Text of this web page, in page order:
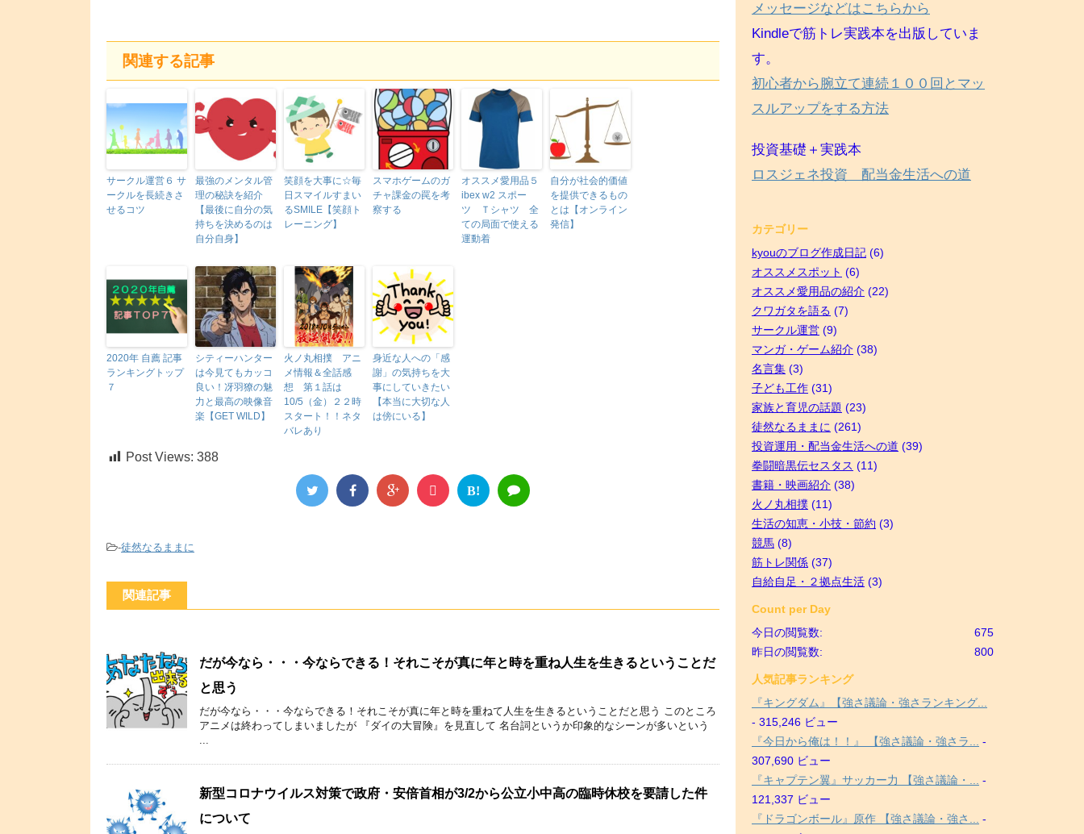
関連する記事
サークル運営６ サ
ークルを長続きさ
せるコツ
最強のメンタル管
理の秘訣を紹介
【最後に自分の気
持ちを決めるのは
自分自身】
笑顔を大事に☆毎
日スマイルすまい
るSMILE【笑顔ト
レーニング】
スマホゲームのガ
チャ課金の罠を考
察する
オススメ愛用品５
ibex w2 スポー
ツ Ｔシャツ 全
ての局面で使える
運動着
自分が社会的価値
を提供できるもの
とは【オンライン
発信】
2020年 自薦 記事
ランキングトップ
７
シティーハンター
は今見てもカッコ
良い！冴羽獠の魅
力と最高の映像音
楽【GET WILD】
火ノ丸相撲 アニ
メ情報＆全話感
想 第１話は
10/5（金）２２時
スタート！！ネタ
バレあり
身近な人への「感
謝」の気持ちを大
事にしていきたい
【本当に大切な人
は傍にいる】
Post Views: 388
B!
-徒然なるままに
関連記事
だが今なら・・・今ならできる！それこそが真に年と時を重ね人生を生きるということだ
と思う
だが今なら・・・今ならできる！それこそが真に年と時を重ねて人生を生きるということだと思う このところ
アニメは終わってしまいましたが 『ダイの大冒険』を見直して 名台詞というか印象的なシーンが多いという
...
新型コロナウイルス対策で政府・安倍首相が3/2から公立小中高の臨時休校を要請した件
について
メッセージなどはこちらから
Kindleで筋トレ実践本を出版していま
す。
初心者から腕立て連続１００回とマッ
スルアップをする方法
投資基礎＋実践本
ロスジェネ投資 配当金生活への道
カテゴリー
kyouのブログ作成日記 (6)
オススメスポット (6)
オススメ愛用品の紹介 (22)
クワガタを語る (7)
サークル運営 (9)
マンガ・ゲーム紹介 (38)
名言集 (3)
子ども工作 (31)
家族と育児の話題 (23)
徒然なるままに (261)
投資運用・配当金生活への道 (39)
拳闘暗黒伝セスタス (11)
書籍・映画紹介 (38)
火ノ丸相撲 (11)
生活の知恵・小技・節約 (3)
競馬 (8)
筋トレ関係 (37)
自給自足・２拠点生活 (3)
Count per Day
675
今日の閲覧数:
800
昨日の閲覧数:
人気記事ランキング
『キングダム』【強さ議論・強さランキング...
- 315,246 ビュー
『今日から俺は！！』 【強さ議論・強さラ...
-
307,690 ビュー
『キャプテン翼』サッカー力 【強さ議論・...
-
121,337 ビュー
『ドラゴンボール』原作 【強さ議論・強さ...
-